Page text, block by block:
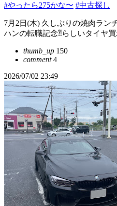
#やったら275かな〜 #中古探し
7月2日(木) 久しぶりの焼肉ラン
ハンの転職記念⁈らしいタイヤ
thumb_up 150
comment4
2026/07/02 23:49